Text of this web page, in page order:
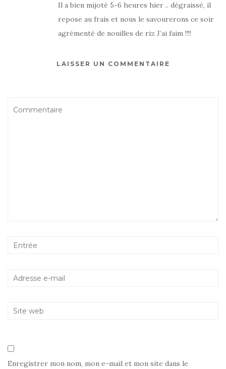
Il a bien mijoté 5-6 heures hier .. dégraissé, il
repose au frais et nous le savourerons ce soir
agrémenté de nouilles de riz J’ai faim !!!!
LAISSER UN COMMENTAIRE
Enregistrer mon nom, mon e-mail et mon site dans le